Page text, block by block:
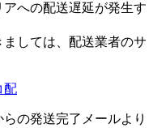
への配送遅延が発生す
しては、配送業者のサ
配
の発送完了メールより